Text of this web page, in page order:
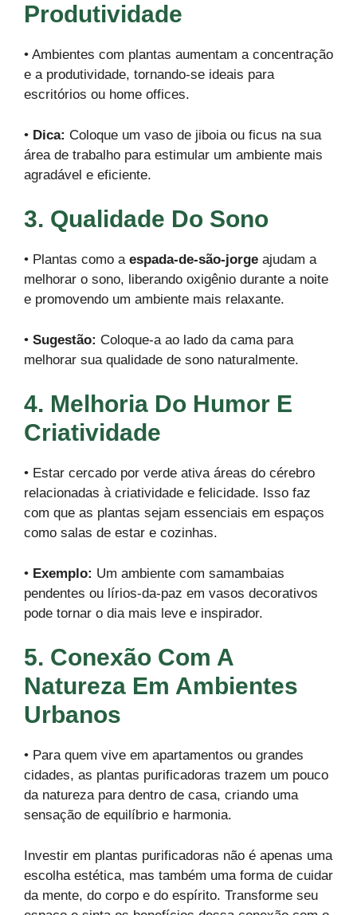
Produtividade
• Ambientes com plantas aumentam a concentração
e a produtividade, tornando-se ideais para
escritórios ou home offices.
• Dica: Coloque um vaso de jiboia ou ficus na sua
área de trabalho para estimular um ambiente mais
agradável e eficiente.
3. Qualidade Do Sono
• Plantas como a espada-de-são-jorge ajudam a
melhorar o sono, liberando oxigênio durante a noite
e promovendo um ambiente mais relaxante.
• Sugestão: Coloque-a ao lado da cama para
melhorar sua qualidade de sono naturalmente.
4. Melhoria Do Humor E
Criatividade
• Estar cercado por verde ativa áreas do cérebro
relacionadas à criatividade e felicidade. Isso faz
com que as plantas sejam essenciais em espaços
como salas de estar e cozinhas.
• Exemplo: Um ambiente com samambaias
pendentes ou lírios-da-paz em vasos decorativos
pode tornar o dia mais leve e inspirador.
5. Conexão Com A
Natureza Em Ambientes
Urbanos
• Para quem vive em apartamentos ou grandes
cidades, as plantas purificadoras trazem um pouco
da natureza para dentro de casa, criando uma
sensação de equilíbrio e harmonia.
Investir em plantas purificadoras não é apenas uma
escolha estética, mas também uma forma de cuidar
da mente, do corpo e do espírito. Transforme seu